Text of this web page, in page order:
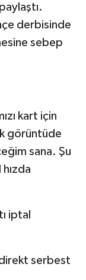
derbisinde
sebep
kart için
görüntüde
sana. Şu
iptal
direkt serbest